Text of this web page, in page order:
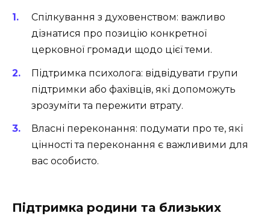
Спілкування з духовенством: важливо
дізнатися про позицію конкретної
церковної громади щодо цієї теми.
Підтримка психолога: відвідувати групи
підтримки або фахівців, які допоможуть
зрозуміти та пережити втрату.
Власні переконання: подумати про те, які
цінності та переконання є важливими для
вас особисто.
Підтримка родини та близьких